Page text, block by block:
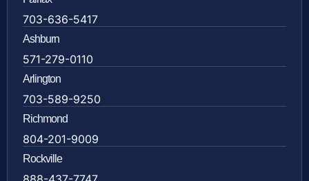
703-636-5417
Ashburn
571-279-0110
Arlington
703-589-9250
Richmond
804-201-9009
Rockville